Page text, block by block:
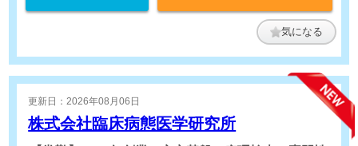
気になる
更新日：2026年08月06日
株式会社臨床病態医学研究所